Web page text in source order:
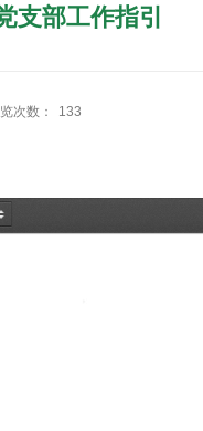
支部工作指引
次数： 133